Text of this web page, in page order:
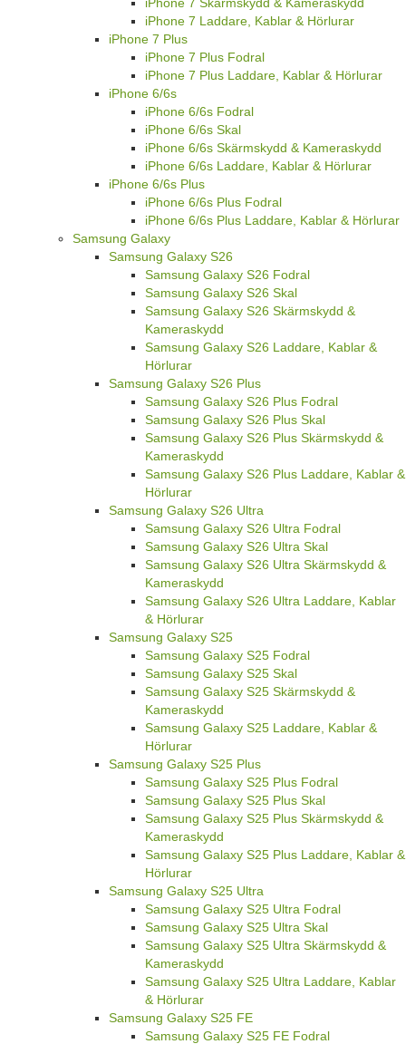
iPhone 7 Laddare, Kablar & Hörlurar
iPhone 7 Plus
iPhone 7 Plus Fodral
iPhone 7 Plus Laddare, Kablar & Hörlurar
iPhone 6/6s
iPhone 6/6s Fodral
iPhone 6/6s Skal
iPhone 6/6s Skärmskydd & Kameraskydd
iPhone 6/6s Laddare, Kablar & Hörlurar
iPhone 6/6s Plus
iPhone 6/6s Plus Fodral
iPhone 6/6s Plus Laddare, Kablar & Hörlurar
Samsung Galaxy
Samsung Galaxy S26
Samsung Galaxy S26 Fodral
Samsung Galaxy S26 Skal
Samsung Galaxy S26 Skärmskydd &
Kameraskydd
Samsung Galaxy S26 Laddare, Kablar &
Hörlurar
Samsung Galaxy S26 Plus
Samsung Galaxy S26 Plus Fodral
Samsung Galaxy S26 Plus Skal
Samsung Galaxy S26 Plus Skärmskydd &
Kameraskydd
Samsung Galaxy S26 Plus Laddare, Kablar &
Hörlurar
Samsung Galaxy S26 Ultra
Samsung Galaxy S26 Ultra Fodral
Samsung Galaxy S26 Ultra Skal
Samsung Galaxy S26 Ultra Skärmskydd &
Kameraskydd
Samsung Galaxy S26 Ultra Laddare, Kablar
& Hörlurar
Samsung Galaxy S25
Samsung Galaxy S25 Fodral
Samsung Galaxy S25 Skal
Samsung Galaxy S25 Skärmskydd &
Kameraskydd
Samsung Galaxy S25 Laddare, Kablar &
Hörlurar
Samsung Galaxy S25 Plus
Samsung Galaxy S25 Plus Fodral
Samsung Galaxy S25 Plus Skal
Samsung Galaxy S25 Plus Skärmskydd &
Kameraskydd
Samsung Galaxy S25 Plus Laddare, Kablar &
Hörlurar
Samsung Galaxy S25 Ultra
Samsung Galaxy S25 Ultra Fodral
Samsung Galaxy S25 Ultra Skal
Samsung Galaxy S25 Ultra Skärmskydd &
Kameraskydd
Samsung Galaxy S25 Ultra Laddare, Kablar
& Hörlurar
Samsung Galaxy S25 FE
Samsung Galaxy S25 FE Fodral